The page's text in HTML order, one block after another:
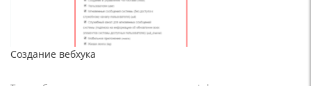
Создание вебхука